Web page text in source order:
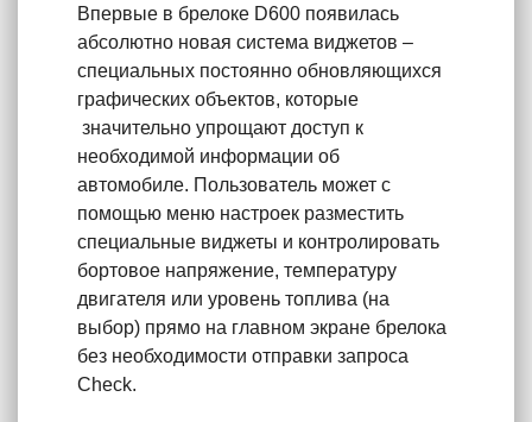
Впервые в брелоке D600 появилась
абсолютно новая система виджетов –
специальных постоянно обновляющихся
графических объектов, которые
значительно упрощают доступ к
необходимой информации об
автомобиле. Пользователь может с
помощью меню настроек разместить
специальные виджеты и контролировать
бортовое напряжение, температуру
двигателя или уровень топлива (на
выбор) прямо на главном экране брелока
без необходимости отправки запроса
Check.